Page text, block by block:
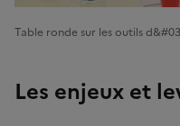
Table ronde sur les outils
Les enjeux et